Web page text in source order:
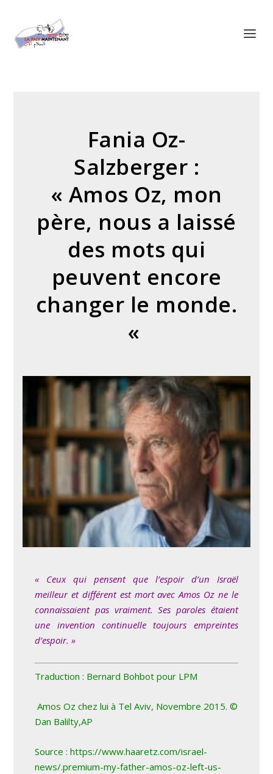
Fania Oz-
Salzberger :
« Amos Oz, mon
père, nous a laissé
des mots qui
peuvent encore
changer le monde.
«
« Ceux qui pensent que l’espoir d’un Israël
meilleur et différent est mort avec Amos Oz ne le
connaissaient pas vraiment. Ses paroles étaient
une invention continuelle toujours empreintes
d’espoir. »
Traduction : Bernard Bohbot pour LPM
Amos Oz chez lui à Tel Aviv, Novembre 2015. ©
Dan Balilty,AP
Source :https://www.haaretz.com/israel-
news/.premium-my-father-amos-oz-left-us-